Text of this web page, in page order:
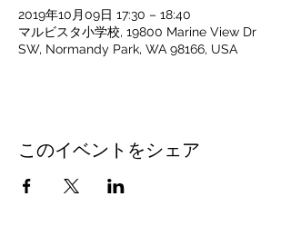
2019年10月09日 17:30 – 18:40
マルビスタ小学校, 19800 Marine View Dr
SW, Normandy Park, WA 98166, USA
このイベントをシェア